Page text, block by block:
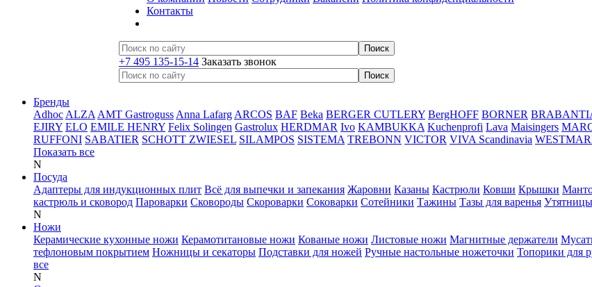
Контакты
+7 495 135-15-14 Заказать звонок
Бренды
Adhoc ALZA AMT Gastroguss Anna Lafarg ARCOS BAF Beka BERGER CUTLERY BergHOFF BORNER
EJIRY ELO EMILE HENRY Felix Solingen Gastrolux HERDMAR Ivo KAMBUKKA Kuchenprofi Lava Maisingers
RUFFONI SABATIER SCHOTT ZWIESEL SILAMPOS SISTEMA TREBONN VICTOR VIVA Scandinavia
Показать все
N
Посуда
Адаптеры для индукционных плит Всё для выпечки и запекания Жаровни Казаны Кастрюли Ковши Крышки
кастрюль и сковород Пароварки Сковороды Скороварки Соковарки Сотейники Тажины Тазы для варенья
N
Ножи
Керамические кухонные ножи Керамотитановые ножи Кованые ножи Листовые ножи Магнитные держатели
тефлоновым покрытием Ножницы и секаторы Подставки для ножей Ручные настольные ножеточки Топорики для
все
N